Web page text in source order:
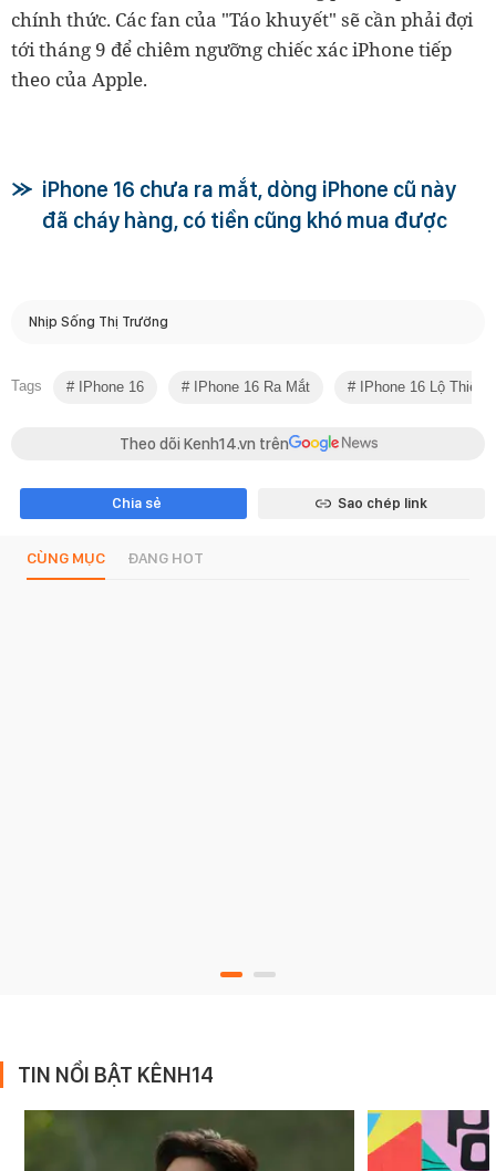
chính thức. Các fan của "Táo khuyết" sẽ cần phải đợi
tới tháng 9 để chiêm ngưỡng chiếc xác iPhone tiếp
theo của Apple.
iPhone 16 chưa ra mắt, dòng iPhone cũ này
đã cháy hàng, có tiền cũng khó mua được
Nhịp Sống Thị Trường
Tags IPhone 16 IPhone 16 Ra Mắt IPhone 16 Lộ Thiết
Theo dõi Kenh14.vn trên
Chia sẻ Sao chép link
CÙNG MỤC ĐANG HOT
TIN NỔI BẬT KÊNH14